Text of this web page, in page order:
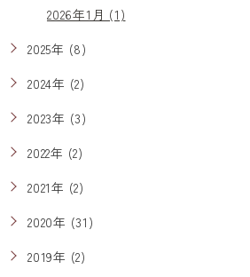
2026年1月 (1)
2025年 (8)
2024年 (2)
2023年 (3)
2022年 (2)
2021年 (2)
2020年 (31)
2019年 (2)